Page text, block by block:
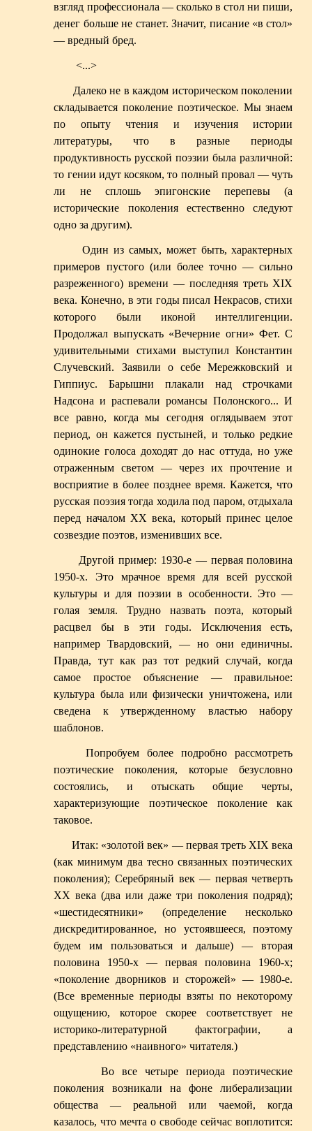
взгляд профессионала — сколько в стол ни пиши,
денег больше не станет. Значит, писание «в стол»
— вредный бред.
<...>
Далеко не в каждом историческом поколении
складывается поколение поэтическое. Мы знаем
по опыту чтения и изучения истории
литературы, что в разные периоды
продуктивность русской поэзии была различной:
то гении идут косяком, то полный провал — чуть
ли не сплошь эпигонские перепевы (а
исторические поколения естественно следуют
одно за другим).
Один из самых, может быть, характерных
примеров пустого (или более точно — сильно
разреженного) времени — последняя треть XIX
века. Конечно, в эти годы писал Некрасов, стихи
которого были иконой интеллигенции.
Продолжал выпускать «Вечерние огни» Фет. С
удивительными стихами выступил Константин
Случевский. Заявили о себе Мережковский и
Гиппиус. Барышни плакали над строчками
Надсона и распевали романсы Полонского... И
все равно, когда мы сегодня оглядываем этот
период, он кажется пустыней, и только редкие
одинокие голоса доходят до нас оттуда, но уже
отраженным светом — через их прочтение и
восприятие в более позднее время. Кажется, что
русская поэзия тогда ходила под паром, отдыхала
перед началом XX века, который принес целое
созвездие поэтов, изменивших все.
Другой пример: 1930-е — первая половина
1950-х. Это мрачное время для всей русской
культуры и для поэзии в особенности. Это —
голая земля. Трудно назвать поэта, который
расцвел бы в эти годы. Исключения есть,
например Твардовский, — но они единичны.
Правда, тут как раз тот редкий случай, когда
самое простое объяснение — правильное:
культура была или физически уничтожена, или
сведена к утвержденному властью набору
шаблонов.
Попробуем более подробно рассмотреть
поэтические поколения, которые безусловно
состоялись, и отыскать общие черты,
характеризующие поэтическое поколение как
таковое.
Итак: «золотой век» — первая треть XIX века
(как минимум два тесно связанных поэтических
поколения); Серебряный век — первая четверть
XX века (два или даже три поколения подряд);
«шестидесятники» (определение несколько
дискредитированное, но устоявшееся, поэтому
будем им пользоваться и дальше) — вторая
половина 1950-х — первая половина 1960-х;
«поколение дворников и сторожей» — 1980-е.
(Все временные периоды взяты по некоторому
ощущению, которое скорее соответствует не
историко-литературной фактографии, а
представлению «наивного» читателя.)
Во все четыре периода поэтические
поколения возникали на фоне либерализации
общества — реальной или чаемой, когда
казалось, что мечта о свободе сейчас воплотится: